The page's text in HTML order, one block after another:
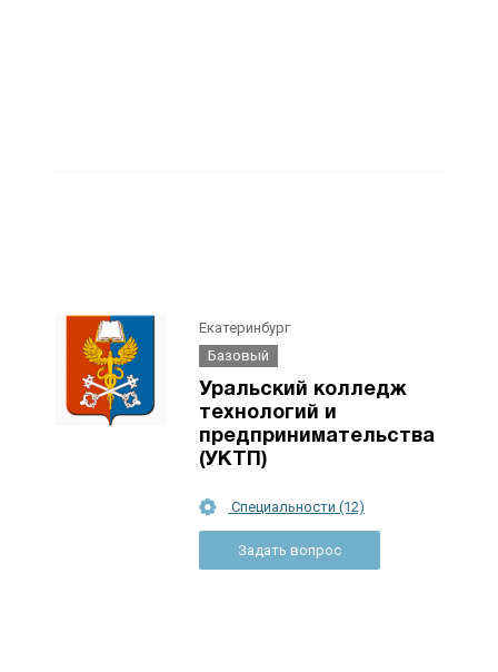
Екатеринбург
Базовый
Уральский колледж
технологий и
предпринимательства
(УКТП)
Специальности (12)
Задать вопрос